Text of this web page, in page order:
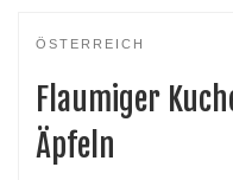
ÖSTERREICH
Flaumiger
Äpfeln